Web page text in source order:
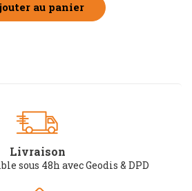
au panier
Livraison
sous 48h avec Geodis & DPD